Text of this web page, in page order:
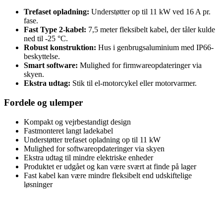
Trefaset opladning: Understøtter op til 11 kW ved 16 A pr.
fase.
Fast Type 2-kabel: 7,5 meter fleksibelt kabel, der tåler kulde
ned til -25 °C.
Robust konstruktion: Hus i genbrugsaluminium med IP66-
beskyttelse.
Smart software: Mulighed for firmwareopdateringer via
skyen.
Ekstra udtag: Stik til el-motorcykel eller motorvarmer.
Fordele og ulemper
Kompakt og vejrbestandigt design
Fastmonteret langt ladekabel
Understøtter trefaset opladning op til 11 kW
Mulighed for softwareopdateringer via skyen
Ekstra udtag til mindre elektriske enheder
Produktet er udgået og kan være svært at finde på lager
Fast kabel kan være mindre fleksibelt end udskiftelige
løsninger